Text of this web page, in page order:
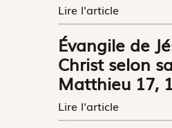
Lire l'article
Évangile de
Christ selon
Matthieu 17,
Lire l'article